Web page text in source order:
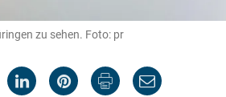
zu sehen. Foto: pr